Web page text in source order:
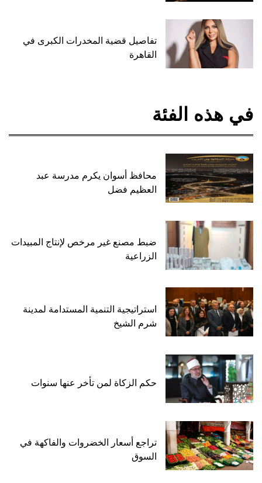
تفاصيل قضية المخدرات الكبرى في
القاهرة
في هذه الفئة
محافظ أسوان يكرم مدرسة عبد
العظيم فضل
ضبط مصنع غير مرخص لإنتاج المبيدات
الزراعية
استراتيجية التنمية المستدامة لمدينة
شرم الشيخ
حكم الزكاة لمن تأخر عنها سنوات
تراجع أسعار الخضروات والفاكهة في
السوق